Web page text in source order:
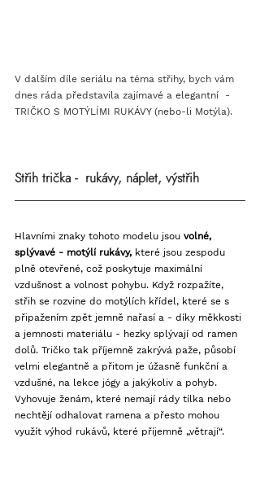
V dalším díle seriálu na téma střihy, bych vám
dnes ráda představila zajímavé a elegantní  -
TRIČKO S MOTÝLÍMI RUKÁVY (nebo-li Motýla).
Střih trička -  rukávy, náplet, výstřih
Hlavními znaky tohoto modelu jsou volné,
splývavé - motýlí rukávy, které jsou zespodu
plně otevřené, což poskytuje maximální
vzdušnost a volnost pohybu. Když rozpažíte,
střih se rozvine do motýlích křídel, které se s
připažením zpět jemně nařasí a - díky měkkosti
a jemnosti materiálu - hezky splývají od ramen
dolů. Tričko tak příjemně zakrývá paže, působí
velmi elegantně a přitom je úžasně funkční a
vzdušné, na lekce jógy a jakýkoliv a pohyb.
Vyhovuje ženám, které nemají rády tílka nebo
nechtějí odhalovat ramena a přesto mohou
využít výhod rukávů, které příjemně „větrají“.